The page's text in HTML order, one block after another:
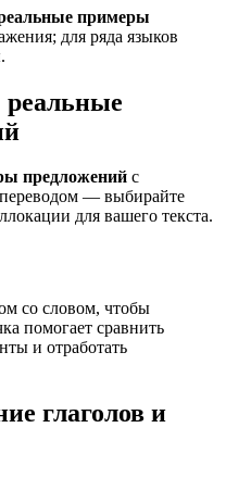
примеры
для ряда языков
.
реальные
предложений с
переводом — выбирайте
для вашего текста.
со словом, чтобы
помогает сравнить
и отработать
глаголов и